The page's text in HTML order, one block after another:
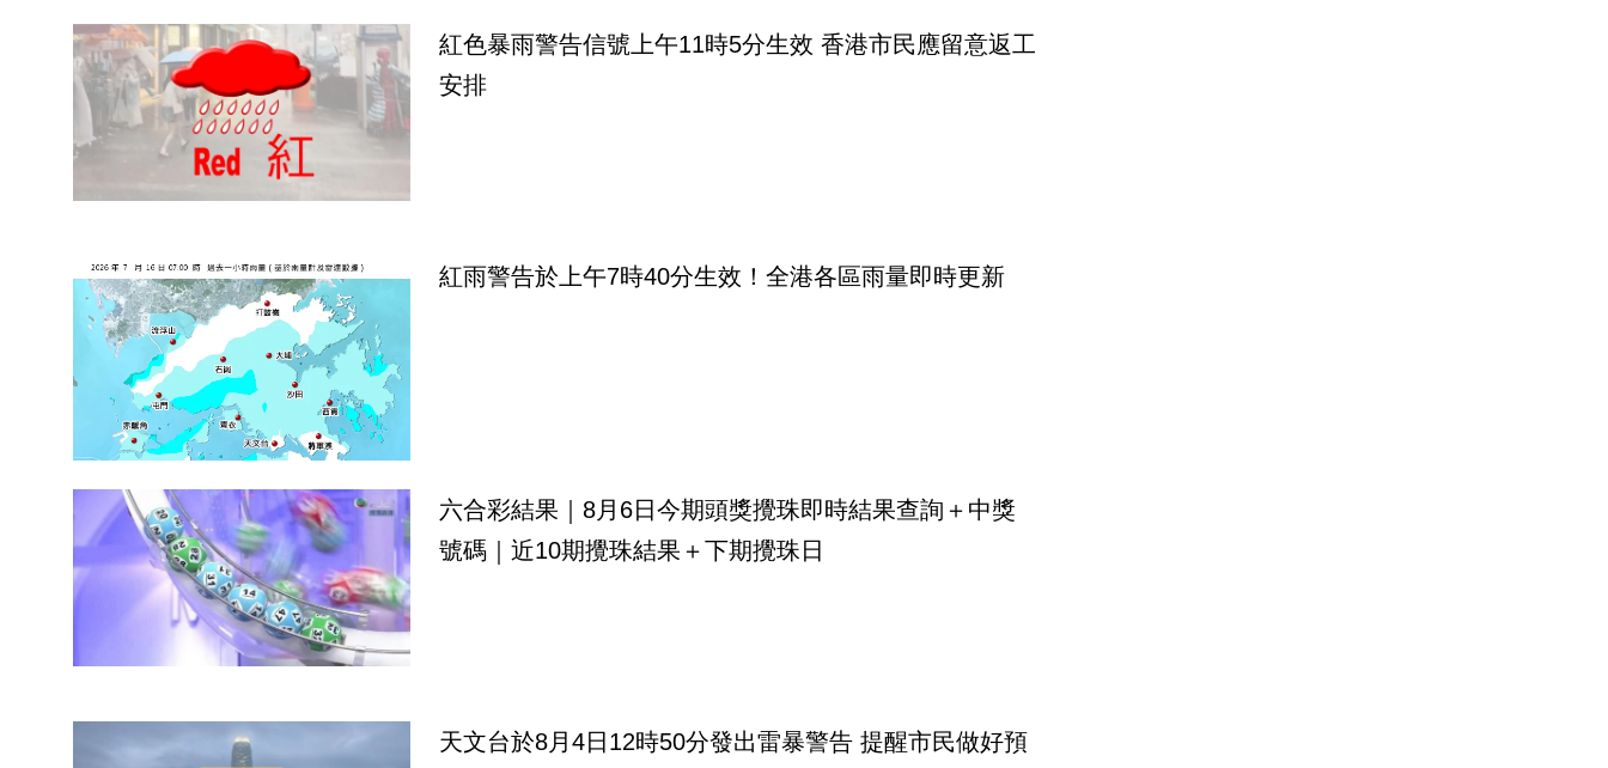
紅色暴雨警告信號上午11時5分生效 香港市民應留意返工
安排
紅雨警告於上午7時40分生效！全港各區雨量即時更新
六合彩結果｜8月6日今期頭獎攪珠即時結果查詢＋中獎
號碼｜近10期攪珠結果＋下期攪珠日
天文台於8月4日12時50分發出雷暴警告 提醒市民做好預